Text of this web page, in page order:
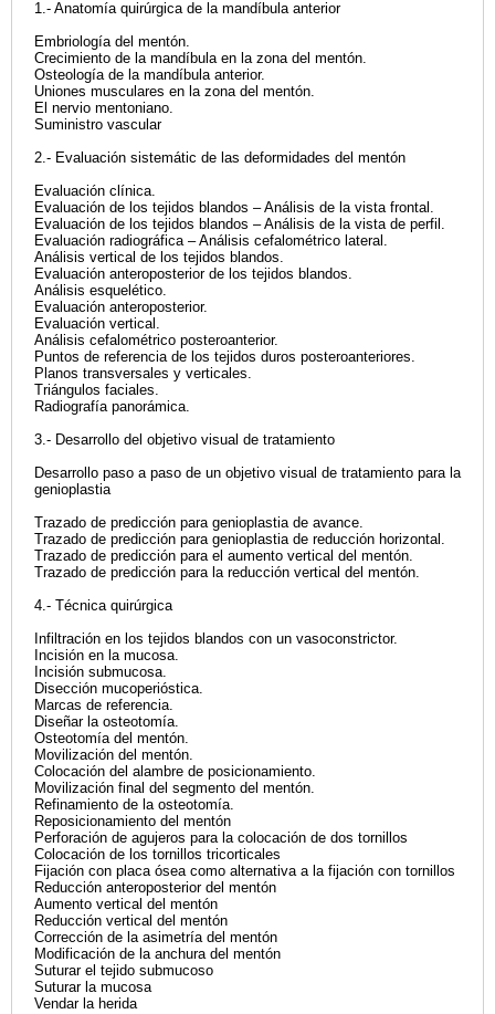
1.- Anatomía quirúrgica de la mandíbula anterior
Embriología del mentón.
Crecimiento de la mandíbula en la zona del mentón.
Osteología de la mandíbula anterior.
Uniones musculares en la zona del mentón.
El nervio mentoniano.
Suministro vascular
2.- Evaluación sistemátic de las deformidades del mentón
Evaluación clínica.
Evaluación de los tejidos blandos – Análisis de la vista frontal.
Evaluación de los tejidos blandos – Análisis de la vista de perfil.
Evaluación radiográfica – Análisis cefalométrico lateral.
Análisis vertical de los tejidos blandos.
Evaluación anteroposterior de los tejidos blandos.
Análisis esquelético.
Evaluación anteroposterior.
Evaluación vertical.
Análisis cefalométrico posteroanterior.
Puntos de referencia de los tejidos duros posteroanteriores.
Planos transversales y verticales.
Triángulos faciales.
Radiografía panorámica.
3.- Desarrollo del objetivo visual de tratamiento
Desarrollo paso a paso de un objetivo visual de tratamiento para la
genioplastia
Trazado de predicción para genioplastia de avance.
Trazado de predicción para genioplastia de reducción horizontal.
Trazado de predicción para el aumento vertical del mentón.
Trazado de predicción para la reducción vertical del mentón.
4.- Técnica quirúrgica
Infiltración en los tejidos blandos con un vasoconstrictor.
Incisión en la mucosa.
Incisión submucosa.
Disección mucoperióstica.
Marcas de referencia.
Diseñar la osteotomía.
Osteotomía del mentón.
Movilización del mentón.
Colocación del alambre de posicionamiento.
Movilización final del segmento del mentón.
Refinamiento de la osteotomía.
Reposicionamiento del mentón
Perforación de agujeros para la colocación de dos tornillos
Colocación de los tornillos tricorticales
Fijación con placa ósea como alternativa a la fijación con tornillos
Reducción anteroposterior del mentón
Aumento vertical del mentón
Reducción vertical del mentón
Corrección de la asimetría del mentón
Modificación de la anchura del mentón
Suturar el tejido submucoso
Suturar la mucosa
Vendar la herida